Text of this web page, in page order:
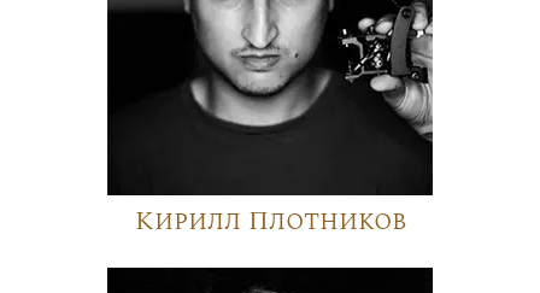
Кирилл Плотников